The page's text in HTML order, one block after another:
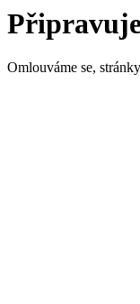
Omlouváme se,